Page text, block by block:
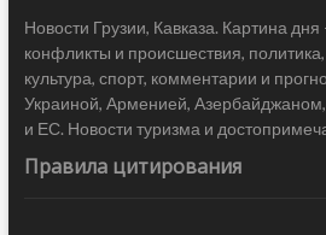
Новости Грузии, Кавказа. Картина
конфликты и происшествия,
культура, спорт, комментарии и
Украиной, Арменией,
и ЕС. Новости туризма и
Правила цитирования